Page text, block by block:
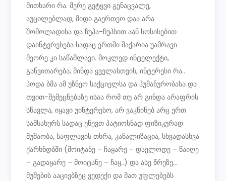
მითხარი რა. მერე გეტყვი გენაცვალე,
აუცილებლად, მიდი გაერთეო დაა არა
შომოლადისა და ჩუპა-ჩუპსით აან სოსისებით
დაინტერესება სადაც ერთში შაქარია უამრავი
მეორე კი საწამლავი. მოკლედ ინტელექტი,
განვითარება, მინდა ყველასთვის, ინტერესი რა..
ჰოდა ბმა ამ უზნეო საქციელსა და ჰუმანურობასა და
თვით-შემეცნებაზე ისაა რომ თუ არ გინდა არაფრის
სწავლა, იყავი უინტერესო, არ ვაკნინებ არც ერთ
სამსახურს სადაც უწევთ პატიოსნად ფიზიკურად
მუშაობა, საფლავის თხრა, კანალიზაცია, სხვადასხვა
ქარხნდბში (მოიტანე – ჩაყარე – დაელოდე – წაიღე
– გადაყარე – მოიტანე – ჩაყ..) და ასე წრეზე…
მუშების ააციებზეც ვედექი და მათ უფლებებს